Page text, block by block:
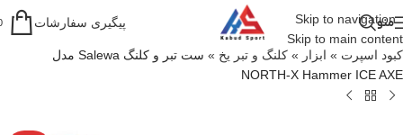
Skip to navigation
Skip to main content
منو پیگیری سفارشات
کبود اسپرت » ابزار » کلنگ و تبر یخ »
ست تبر و کلنگ Salewa مدل
NORTH-X Hammer ICE AXE